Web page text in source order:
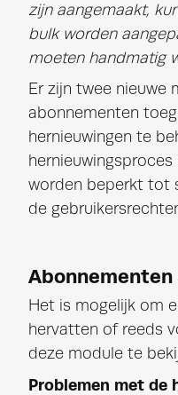
zijn aangemaakt,
bulk worden
moeten handmatig
Er zijn twee nieuwe
abonnementen
hernieuwingen te
worden beperkt tot
de
Het is mogelijk om
hervatten of reeds
deze module te
Problemen met de